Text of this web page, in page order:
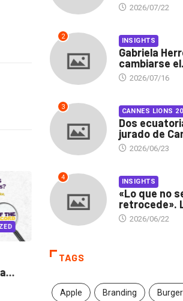
de cambiarse...
2026/07/22
2 INSIGHTS
Gabriela
cambiarse
2026/07/16
3 CANNES LIONS
Dos
jurado de
2026/06/23
4 INSIGHTS
«Lo que no
retrocede».
2026/06/22
TAGS
Apple Branding